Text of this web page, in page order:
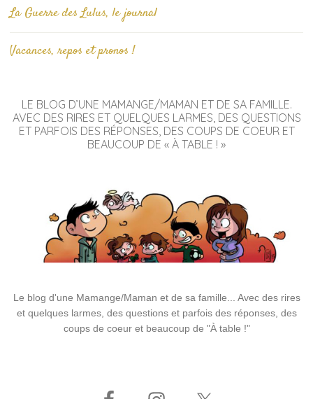
La Guerre des Lulus, le journal
Vacances, repos et pronos !
LE BLOG D’UNE MAMANGE/MAMAN ET DE SA FAMILLE.
AVEC DES RIRES ET QUELQUES LARMES, DES QUESTIONS
ET PARFOIS DES RÉPONSES, DES COUPS DE COEUR ET
BEAUCOUP DE « À TABLE ! »
Le blog d'une Mamange/Maman et de sa famille... Avec des rires
et quelques larmes, des questions et parfois des réponses, des
coups de coeur et beaucoup de "À table !"